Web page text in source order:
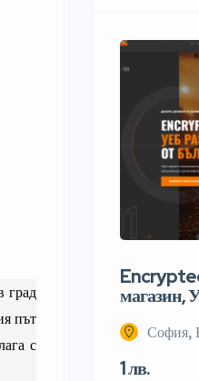
град
път
с
магазин,
София,
1 лв.